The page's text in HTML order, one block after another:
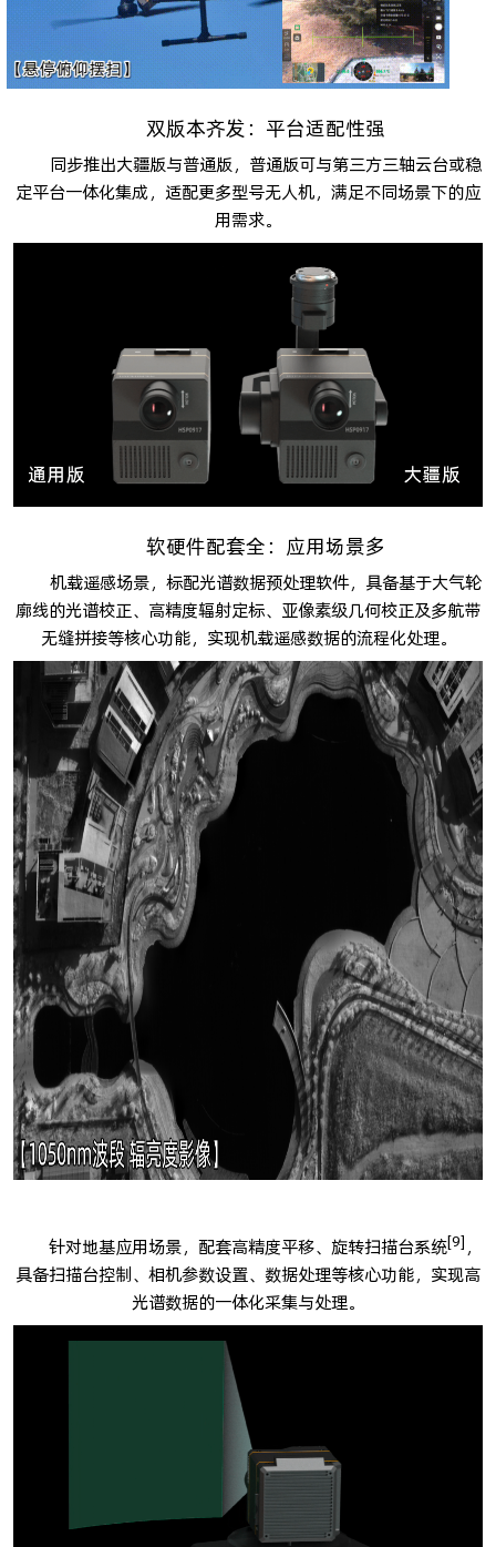
双版本齐发：平台适配性强
同步推出大疆版与普通版，普通版可与第三方三轴云台或稳
定平台一体化集成，适配更多型号无人机，满足不同场景下的应
用需求。
软硬件配套全：应用场景多
机载遥感场景，标配光谱数据预处理软件，具备基于大气轮
廓线的光谱校正、高精度辐射定标、亚像素级几何校正及多航带
无缝拼接等核心功能，实现机载遥感数据的流程化处理。
针对地基应用场景，配套高精度平移、旋转扫描台系统[9] ，
具备扫描台控制、相机参数设置、数据处理等核心功能，实现高
光谱数据的一体化采集与处理。